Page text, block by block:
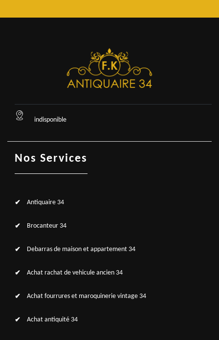
indisponible
Nos Services
Antiquaire 34
Brocanteur 34
Debarras de maison et appartement 34
Achat rachat de vehicule ancien 34
Achat fourrures et maroquinerie vintage 34
Achat antiquité 34